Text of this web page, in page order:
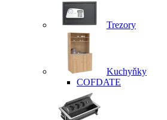
Trezory
Kuchyňky
COFDATE